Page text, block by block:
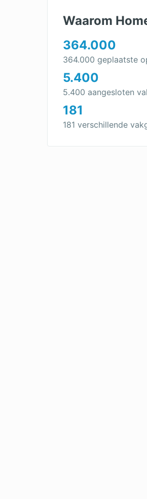
Waarom
364.000
364.000 geplaatste
5.400
5.400 aangesloten
181
181 verschillende